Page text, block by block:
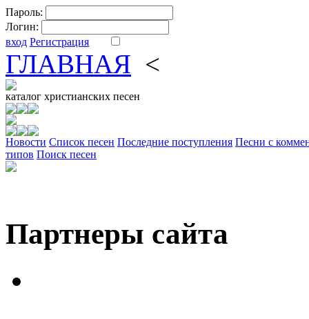
Пароль:
Логин:
вход Регистрация
ГЛАВНАЯ <
каталог христианских песен
Новости Cписок песен Последние поступления Песни с
типов Поиск песен
Партнеры сайта